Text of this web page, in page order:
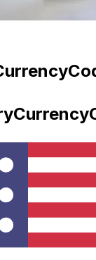
国際送金コスト
ります。通常、
いです。Xeと
確認してくださ
ではなく